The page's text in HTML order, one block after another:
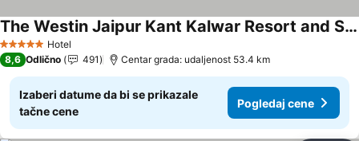
5 ZvezdiceHotel
The Westin Jaipur Kant Kalwar Resort and Spa
8,6 Odlično 491 Centar grada: udaljenost 53.4 km
Izaberi datume da bi se prikazale
tačne cene
Pogledaj cene